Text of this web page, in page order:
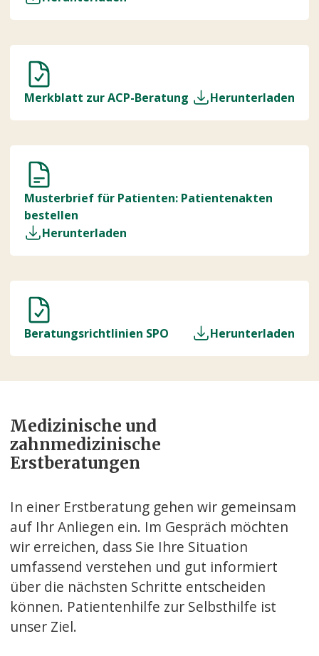
Merkblatt zur ACP-Beratung Herunterladen
Musterbrief für Patienten: Patientenakten
bestellen
Herunterladen
Beratungsrichtlinien SPO Herunterladen
Medizinische und
zahnmedizinische
Erstberatungen
In einer Erstberatung gehen wir gemeinsam
auf Ihr Anliegen ein. Im Gespräch möchten
wir erreichen, dass Sie Ihre Situation
umfassend verstehen und gut informiert
über die nächsten Schritte entscheiden
können. Patientenhilfe zur Selbsthilfe ist
unser Ziel.